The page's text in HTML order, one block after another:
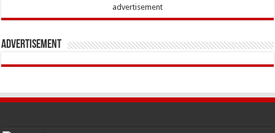
advertisement
Advertisement